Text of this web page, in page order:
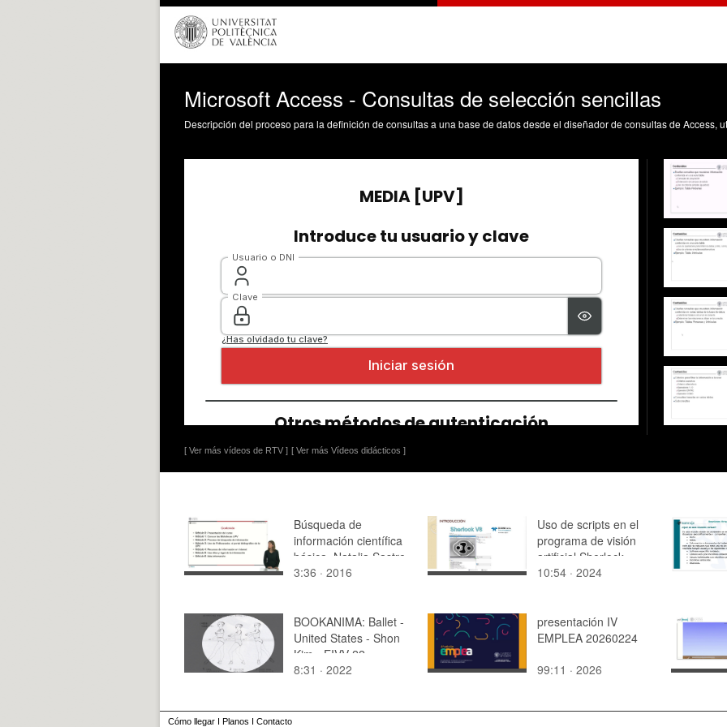
Microsoft Access - Consultas de selección sencillas
[ Ver más vídeos de RTV ] [ Ver más Vídeos didácticos ]
Búsqueda de
información científica
básica. Natalia Sastre
Miralles
3:36 · 2016
Uso de scripts en el
programa de visión
artificial Sherlock
10:54 · 2024
BOOKANIMA: Ballet -
United States - Shon
Kim - EIVV 22
8:31 · 2022
presentación IV
EMPLEA 20260224
99:11 · 2026
Cómo llegar I Planos I Contacto